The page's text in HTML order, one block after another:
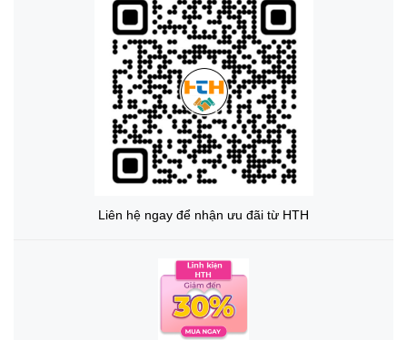
Liên hệ ngay để nhận ưu đãi từ HTH